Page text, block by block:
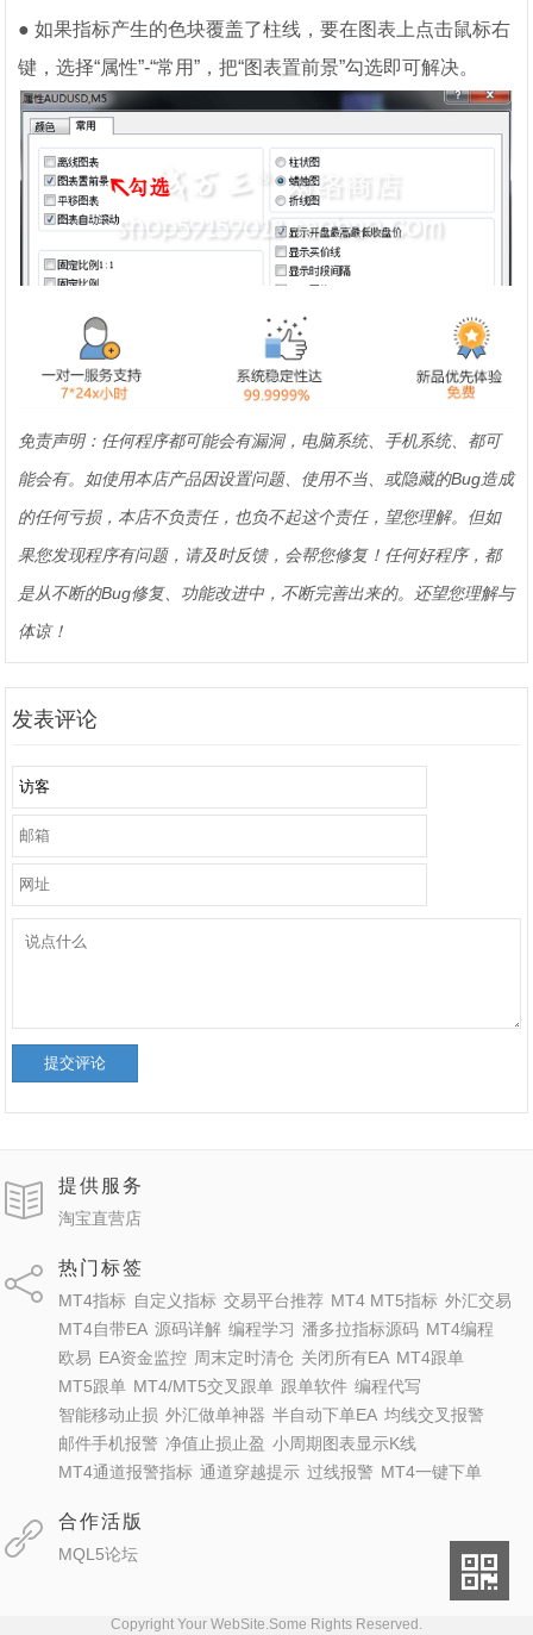
● 如果指标产生的色块覆盖了柱线，要在图表上点击鼠标右
键，选择“属性”-“常用”，把“图表置前景”勾选即可解决。
免责声明：任何程序都可能会有漏洞，电脑系统、手机系统、都可
能会有。如使用本店产品因设置问题、使用不当、或隐藏的Bug造成
的任何亏损，本店不负责任，也负不起这个责任，望您理解。但如
果您发现程序有问题，请及时反馈，会帮您修复！任何好程序，都
是从不断的Bug修复、功能改进中，不断完善出来的。还望您理解与
体谅！
发表评论
提交评论
提供服务
淘宝直营店
热门标签
MT4指标 自定义指标 交易平台推荐 MT4 MT5指标 外汇交易
MT4自带EA 源码详解 编程学习 潘多拉指标源码 MT4编程
欧易 EA资金监控 周末定时清仓 关闭所有EA MT4跟单
MT5跟单 MT4/MT5交叉跟单 跟单软件 编程代写
智能移动止损 外汇做单神器 半自动下单EA 均线交叉报警
邮件手机报警 净值止损止盈 小周期图表显示K线
MT4通道报警指标 通道穿越提示 过线报警 MT4一键下单
合作活版
MQL5论坛
Copyright Your WebSite.Some Rights Reserved.